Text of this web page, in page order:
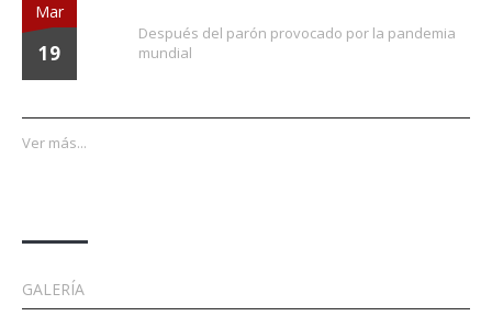
Mar
19
Después del parón provocado por la pandemia
mundial
Ver más...
GALERÍA